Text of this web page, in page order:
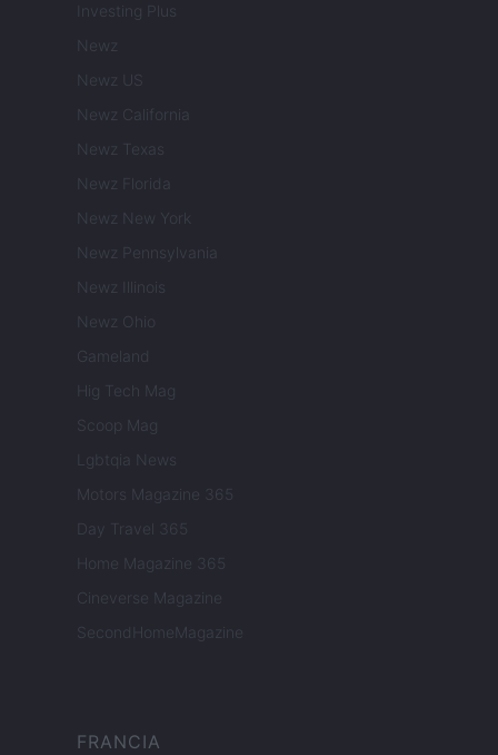
Investing Plus
Newz
Newz US
Newz California
Newz Texas
Newz Florida
Newz New York
Newz Pennsylvania
Newz Illinois
Newz Ohio
Gameland
Hig Tech Mag
Scoop Mag
Lgbtqia News
Motors Magazine 365
Day Travel 365
Home Magazine 365
Cineverse Magazine
SecondHomeMagazine
FRANCIA